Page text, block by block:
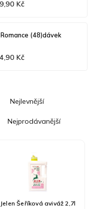
Kč
(48)dávek
Kč
Nejlevnější
Nejprodávanější
Jelen Šeříková aviváž 2,7l